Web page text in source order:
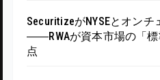
SecuritizeがNYSEとオン
――RWAが資本市場の「
点